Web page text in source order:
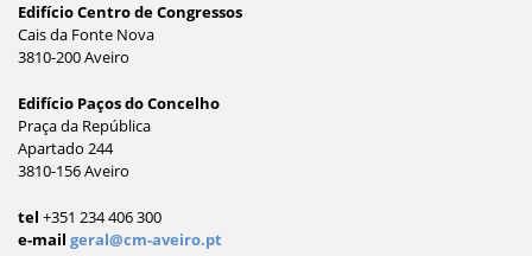
Edifício Centro de Congressos
Cais da Fonte Nova
3810-200 Aveiro
Edifício Paços do Concelho
Praça da República
Apartado 244
3810-156 Aveiro
tel +351 234 406 300
e-mail geral@cm-aveiro.pt